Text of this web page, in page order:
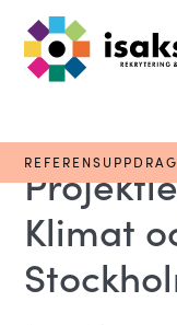
Klimat